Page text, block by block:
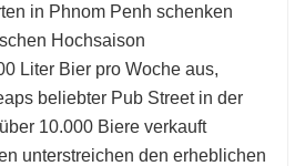
in Phnom Penh schenken
Hochsaison
Liter Bier pro Woche aus,
beliebter Pub Street in der
10.000 Biere verkauft
unterstreichen den erheblichen